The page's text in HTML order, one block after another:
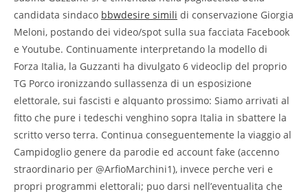
candidata sindaco bbwdesire simili di conservazione Giorgia
Meloni, postando dei video/spot sulla sua facciata Facebook
e Youtube. Continuamente interpretando la modello di
Forza Italia, la Guzzanti ha divulgato 6 videoclip del proprio
TG Porco ironizzando sullassenza di un esposizione
elettorale, sui fascisti e alquanto prossimo: Siamo arrivati al
fitto che pure i tedeschi venghino sopra Italia in sbattere la
scritto verso terra. Continua conseguentemente la viaggio al
Campidoglio genere da parodie ed account fake (accenno
straordinario per @ArfioMarchini1), invece perche veri e
propri programmi elettorali; puo darsi nell’eventualita che